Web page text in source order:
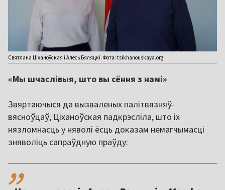
Святлана Ціханоўская і Алесь Бяляцкі. Фота: tsikhanouskaya.org
«Мы шчаслівыя, што вы сёння з намі»
Звяртаючыся да вызваленых палітвязняў-
вясноўцаў, Ціханоўская падкрэсліла, што іх
нязломнасць у няволі ёсць доказам немагчымасці
зняволіць сапраўдную праўду:
,,